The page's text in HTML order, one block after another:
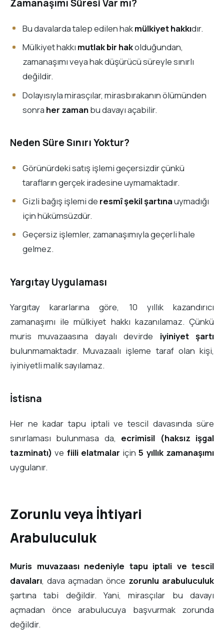
Zamanaşımı Süresi Var mı?
Bu davalarda talep edilen hakmülkiyet hakkıdır.
Mülkiyet hakkı mutlak bir hakolduğundan,
zamanaşımı veya hak düşürücü süreyle sınırlı
değildir.
Dolayısıyla mirasçılar, mirasbırakanın ölümünden
sonra her zamanbu davayı açabilir.
Neden Süre Sınırı Yoktur?
Görünürdeki satış işlemi geçersizdir çünkü
tarafların gerçek iradesine uymamaktadır.
Gizli bağış işlemi de resmî şekil şartınauymadığı
için hükümsüzdür.
Geçersiz işlemler, zamanaşımıyla geçerli hale
gelmez.
Yargıtay Uygulaması
Yargıtay kararlarına göre, 10 yıllık kazandırıcı
zamanaşımı ile mülkiyet hakkı kazanılamaz. Çünkü
muris muvazaasına dayalı devirde iyiniyet şartı
bulunmamaktadır. Muvazaalı işleme taraf olan kişi,
iyiniyetli malik sayılamaz.
İstisna
Her ne kadar tapu iptali ve tescil davasında süre
sınırlaması bulunmasa da, ecrimisil (haksız işgal
tazminatı) ve fiili elatmalar için5 yıllık zamanaşımı
uygulanır.
Zorunlu veya İhtiyari
Arabuluculuk
Muris muvazaası nedeniyle tapu iptali ve tescil
davaları, dava açmadan önce zorunlu arabuluculuk
şartına tabi değildir. Yani, mirasçılar bu davayı
açmadan önce arabulucuya başvurmak zorunda
değildir.